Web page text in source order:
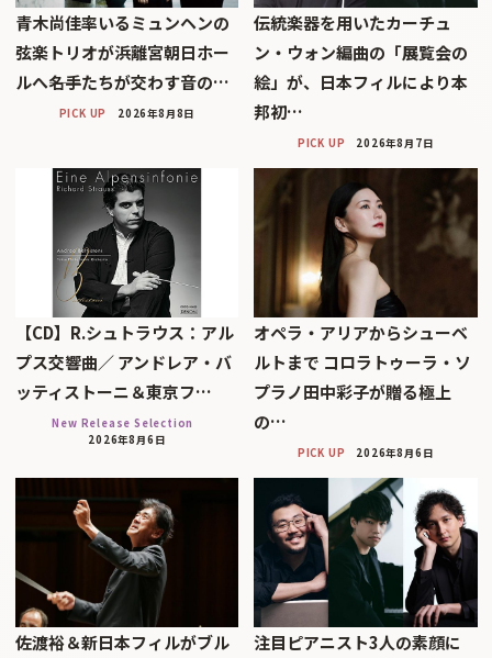
青木尚佳率いるミュンヘンの
弦楽トリオが浜離宮朝日ホー
ルへ――名手たちが交わす音の…
PICK UP 2026年8月8日
伝統楽器を用いたカーチュ
ン・ウォン編曲の「展覧会の
絵」が、日本フィルにより本
邦初…
PICK UP 2026年8月7日
【CD】R.シュトラウス：アル
プス交響曲／ アンドレア・バ
ッティストーニ＆東京フ…
New Release Selection
2026年8月6日
オペラ・アリアからシューベ
ルトまで コロラトゥーラ・ソ
プラノ田中彩子が贈る極上
の…
PICK UP 2026年8月6日
佐渡裕＆新日本フィルがブル
注目ピアニスト3人の素顔に